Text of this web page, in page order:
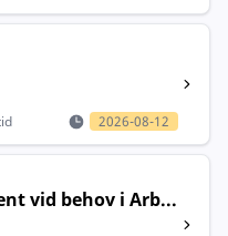
2026-08-12
vid behov i Arb...